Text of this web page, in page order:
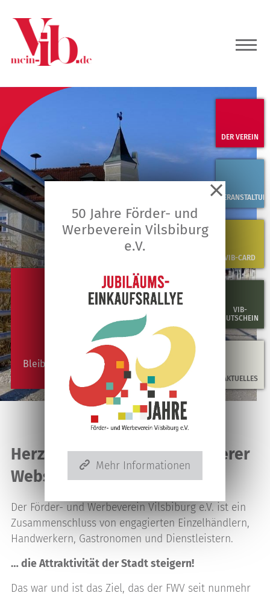
DER VEREIN
VIB-CARD
VIB-
GUTSCHEIN
AKTUELLES
Bleiben Sie gesund!
Herzlich willkommen auf unserer
Website
Der Förder- und Werbeverein Vilsbiburg e.V. ist ein
Zusammenschluss von engagierten Einzelhändlern,
Handwerkern, Gastronomen und Dienstleistern.
… die Attraktivität der Stadt steigern!
Das war und ist das Ziel, das der FWV seit nunmehr
50 Jahre Förder- und
Werbeverein Vilsbiburg
e.V.
Mehr Informationen